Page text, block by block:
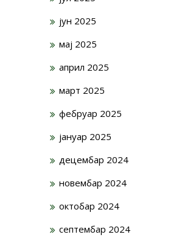
јун 2025
мај 2025
април 2025
март 2025
фебруар 2025
јануар 2025
децембар 2024
новембар 2024
октобар 2024
септембар 2024